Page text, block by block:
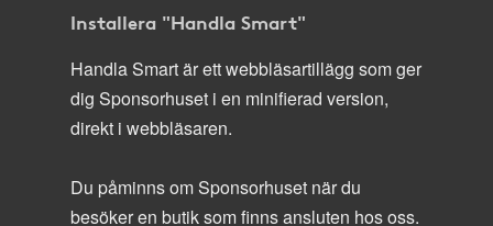
Installera "Handla Smart"
Handla Smart är ett webbläsartillägg som ger
dig Sponsorhuset i en minifierad version,
direkt i webbläsaren.
Du påminns om Sponsorhuset när du
besöker en butik som finns ansluten hos oss.